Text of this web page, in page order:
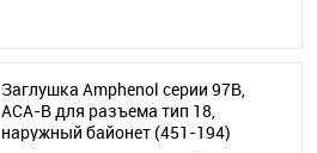
Заглушка Amphenol серии 97B,
АСА-B для разъема тип 18,
наружный байонет (451-194)